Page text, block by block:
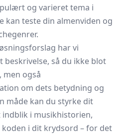
og varieret tema i
kan teste din almenviden og
har vi
beskrivelse, så du ikke blot
også
om dets betydning og
måde kan du styrke dit
i musikhistorien,
i dit krydsord – for det